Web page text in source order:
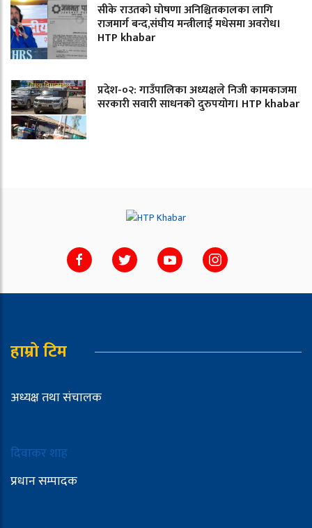
सीके राउतको घोषणा अनिश्चितकालका लागि
राजमार्ग बन्द,संघीय मन्त्रीलाई मधेसमा अवरोध।
HTP khabar
प्रदेश-०२: गाउँपालिका अध्यक्षले निजी कामकाजमा
सरकारी सवारी साधनको दुरुपयोग। HTP khabar
हाम्रो टिम
अध्यक्ष तथा संचालक
दिवाकर शाह
प्रधान सम्पादक